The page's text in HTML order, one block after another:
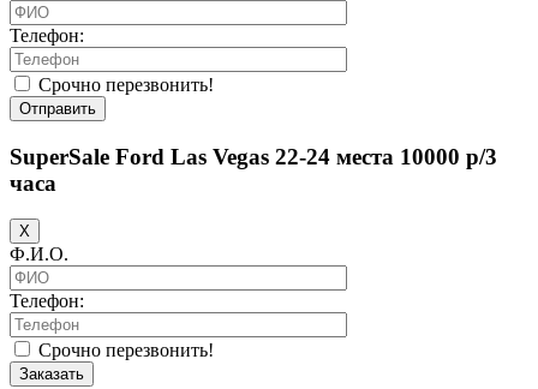
Телефон:
Срочно перезвонить!
Отправить
SuperSale Ford Las Vegas 22-24 места 10000 р/3
часа
X
Ф.И.О.
Телефон:
Срочно перезвонить!
Заказать